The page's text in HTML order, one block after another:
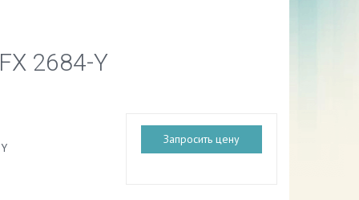
2684-Y
Запросить цену